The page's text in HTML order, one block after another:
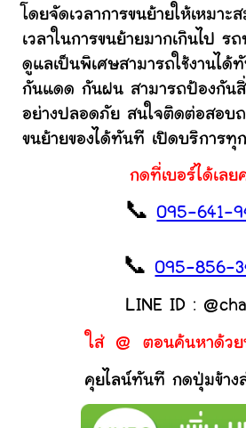
โดยจัดเวลาการขนย้ายให้เหมาะ
เวลาในการขนย้ายมากเกินไป ร
ดูแลเป็นพิเศษสามารถใช้งานได้
กันแดด กันฝน สามารถป้องกันสิ่
อย่างปลอดภัย สนใจติดต่อสอบถ
ขนย้ายของได้ทันที เปิดบริการทุ
กดที่เบอร์ได้เลย
📞095-641-
📞095-856-
LINE ID :
ใส่ @ ตอนค้นหาด้ว
คุยไลน์ทันที กดปุ่มข้าง